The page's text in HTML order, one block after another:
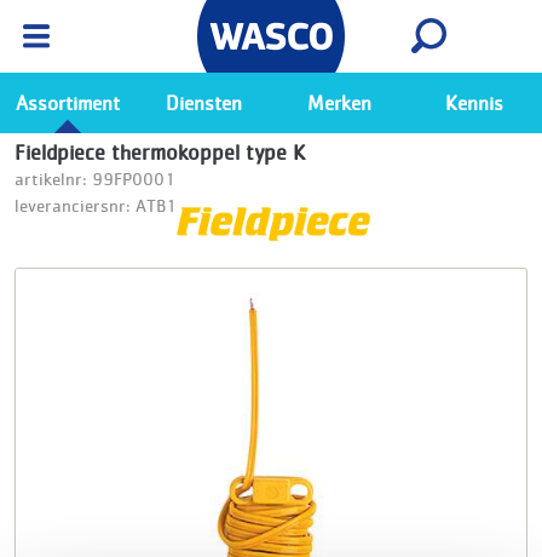
Ga naar de Wasco app
Bekijk
Assortiment Diensten Merken Kennis
Fieldpiece thermokoppel type K
artikelnr: 99FP0001
leveranciersnr: ATB1